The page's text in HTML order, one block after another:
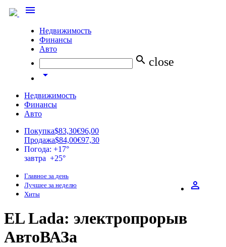
menu
Недвижимость
Финансы
Авто
search close
arrow_drop_down
Недвижимость
Финансы
Авто
Покупка$83,30€96,00
Продажа$84,00€97,30
Погода: +17°
завтра +25°
perm_identity
Главное за день
Лучшее за неделю
Хиты
EL Lada: электропрорыв
АвтоВАЗа